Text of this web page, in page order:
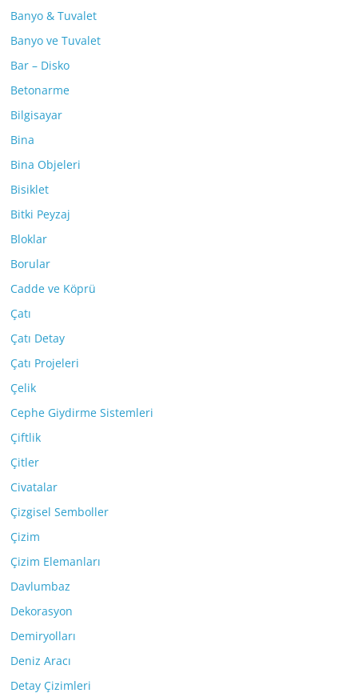
Banyo & Tuvalet
Banyo ve Tuvalet
Bar – Disko
Betonarme
Bilgisayar
Bina
Bina Objeleri
Bisiklet
Bitki Peyzaj
Bloklar
Borular
Cadde ve Köprü
Çatı
Çatı Detay
Çatı Projeleri
Çelik
Cephe Giydirme Sistemleri
Çiftlik
Çitler
Civatalar
Çizgisel Semboller
Çizim
Çizim Elemanları
Davlumbaz
Dekorasyon
Demiryolları
Deniz Aracı
Detay Çizimleri